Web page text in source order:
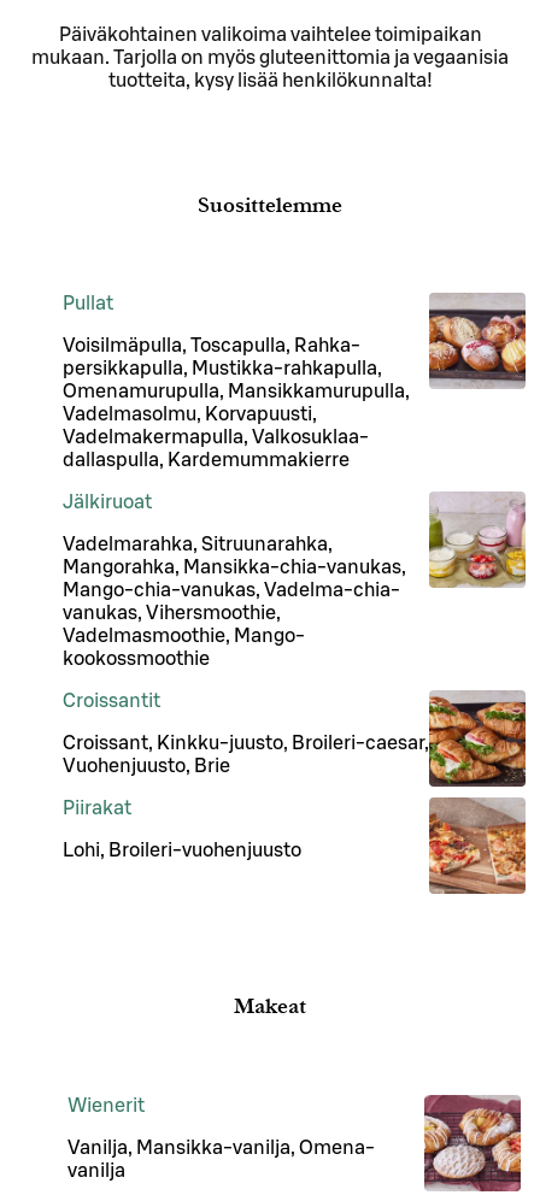
Päiväkohtainen valikoima vaihtelee toimipaikan
mukaan. Tarjolla on myös gluteenittomia ja vegaanisia
tuotteita, kysy lisää henkilökunnalta!
Suosittelemme
Pullat
Voisilmäpulla, Toscapulla, Rahka-
persikkapulla, Mustikka-rahkapulla,
Omenamurupulla, Mansikkamurupulla,
Vadelmasolmu, Korvapuusti,
Vadelmakermapulla, Valkosuklaa-
dallaspulla, Kardemummakierre
Jälkiruoat
Vadelmarahka, Sitruunarahka,
Mangorahka, Mansikka-chia-vanukas,
Mango-chia-vanukas, Vadelma-chia-
vanukas, Vihersmoothie,
Vadelmasmoothie, Mango-
kookossmoothie
Croissantit
Croissant, Kinkku-juusto, Broileri-caesar,
Vuohenjuusto, Brie
Piirakat
Lohi, Broileri-vuohenjuusto
Makeat
Wienerit
Vanilja, Mansikka-vanilja, Omena-
vanilja